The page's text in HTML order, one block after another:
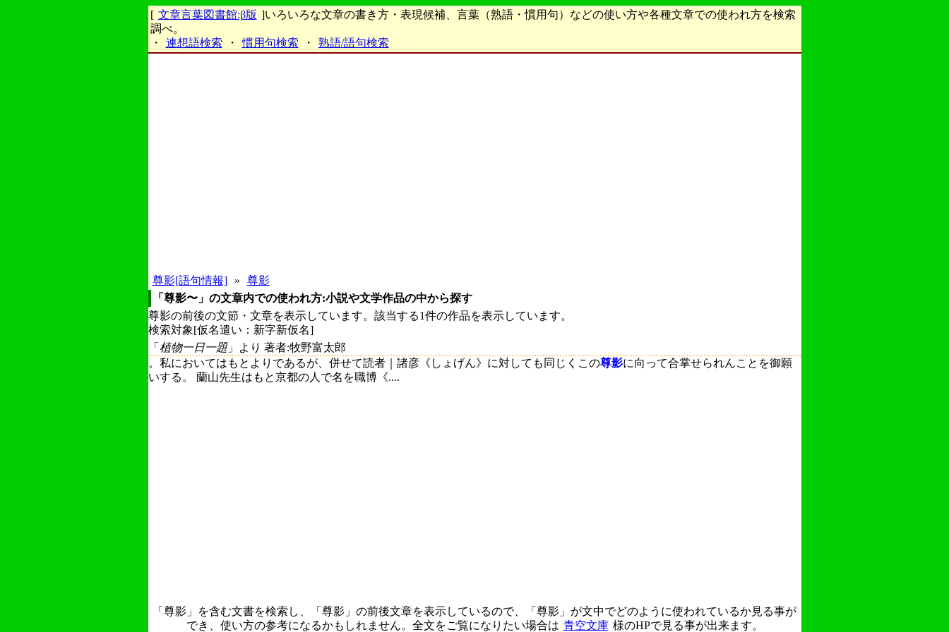
[ 文章言葉図書館:β版 ]いろいろな文章の書き方・表現候補、言葉（熟語・慣用句）などの使い方や各種文章での使われ方を検索
調べ。
・
連想語検索 ・ 慣用句検索 ・ 熟語/語句検索
尊影[語句情報] »
尊影
「尊影〜」の文章内での使われ方:小説や文学作品の中から探す
尊影の前後の文節・文章を表示しています。該当する1件の作品を表示しています。
検索対象[仮名遣い：新字新仮名]
「 植物一日一題」より 著者:牧野富太郎
。私においてはもとよりであるが、併せて読者｜諸彦《しょげん》に対しても同じくこの尊影に向って合掌せられんことを御願
いする。 蘭山先生はもと京都の人で名を職博《....
「尊影」を含む文書を検索し、「尊影」の前後文章を表示しているので、「尊影」が文中でどのように使われているか見る事が
でき、使い方の参考になるかもしれません。全文をご覧になりたい場合は 青空文庫 様のHPで見る事が出来ます。